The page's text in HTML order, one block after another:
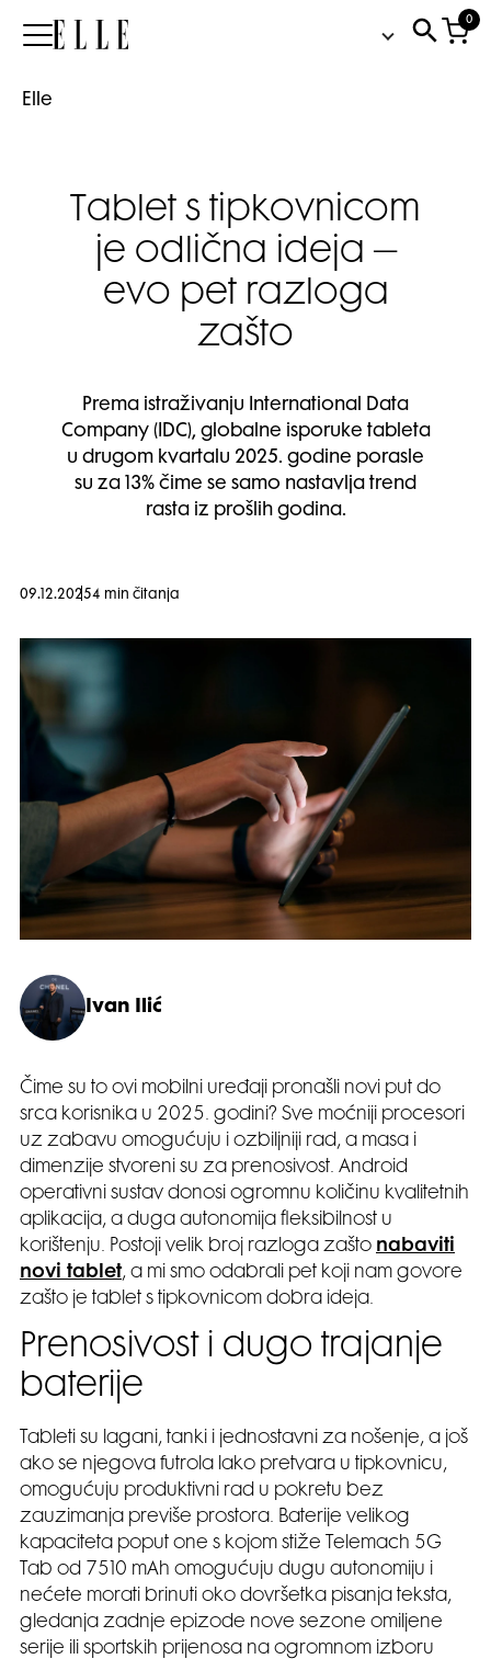
Elle
0
Elle
Tablet s tipkovnicom
je odlična ideja –
evo pet razloga
zašto
Prema istraživanju International Data
Company (IDC), globalne isporuke tableta
u drugom kvartalu 2025. godine porasle
su za 13% čime se samo nastavlja trend
rasta iz prošlih godina.
09.12.20254 min čitanja
Ivan Ilić
Čime su to ovi mobilni uređaji pronašli novi put do
srca korisnika u 2025. godini? Sve moćniji procesori
uz zabavu omogućuju i ozbiljniji rad, a masa i
dimenzije stvoreni su za prenosivost. Android
operativni sustav donosi ogromnu količinu kvalitetnih
aplikacija, a duga autonomija fleksibilnost u
korištenju. Postoji velik broj razloga zašto nabaviti
novi tablet, a mi smo odabrali pet koji nam govore
zašto je tablet s tipkovnicom dobra ideja.
Prenosivost i dugo trajanje
baterije
Tableti su lagani, tanki i jednostavni za nošenje, a još
ako se njegova futrola lako pretvara u tipkovnicu,
omogućuju produktivni rad u pokretu bez
zauzimanja previše prostora. Baterije velikog
kapaciteta poput one s kojom stiže Telemach 5G
Tab od 7510 mAh omogućuju dugu autonomiju i
nećete morati brinuti oko dovršetka pisanja teksta,
gledanja zadnje epizode nove sezone omiljene
serije ili sportskih prijenosa na ogromnom izboru